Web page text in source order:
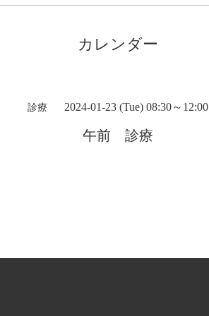
カレンダー
診療 2024-01-23 (Tue) 08:30～12:00
午前 診療